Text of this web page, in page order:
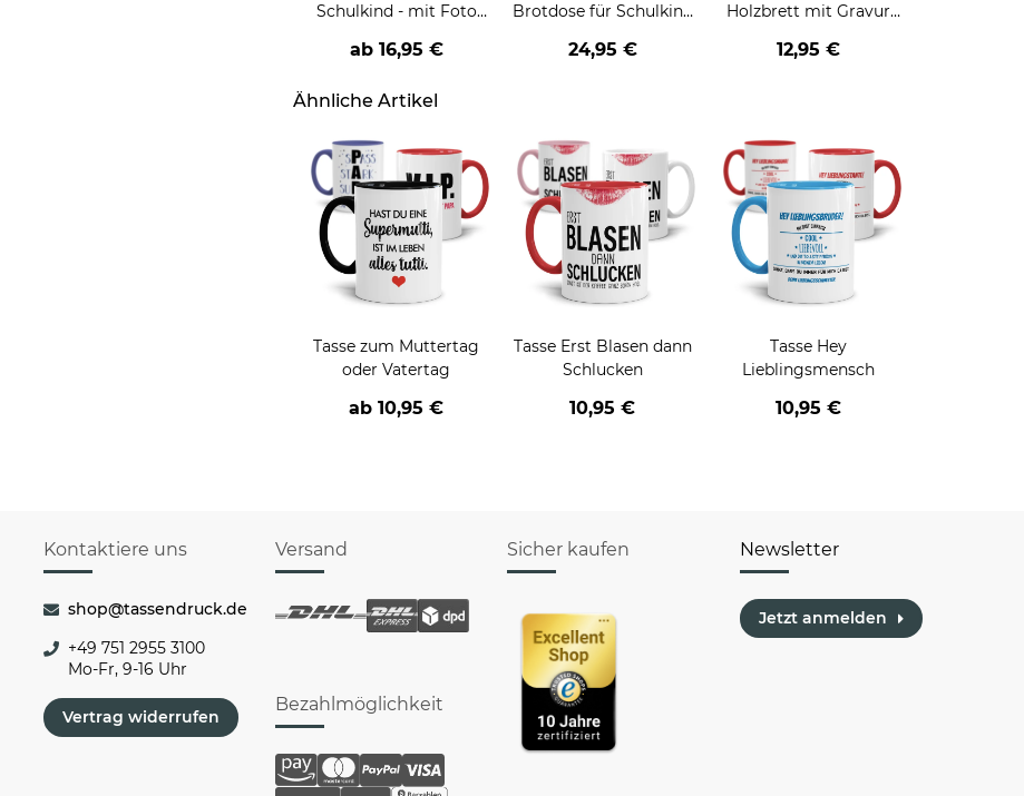
Schulkind - mit Foto
ab 16,95 €
Brotdose für Schulkind
Tiermotive - mit Name
24,95 €
Holzbrett mit Gravur
verschiedene Motive
12,95 €
Ähnliche Artikel
Tasse zum Muttertag
oder Vatertag
ab10,95 €
Tasse Erst Blasen dann
Schlucken
10,95 €
Tasse Hey
Lieblingsmensch
10,95 €
Kontaktiere uns
shop@tassendruck.de
+49 751 2955 3100
Mo-Fr, 9-16 Uhr
Vertrag widerrufen
Versand
Bezahlmöglichkeit
Sicher kaufen Newsletter
Jetzt anmelden